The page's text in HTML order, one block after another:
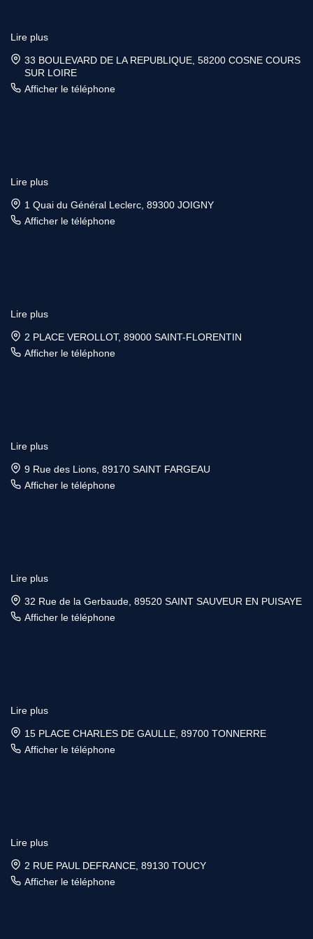
Lire plus
33 BOULEVARD DE LA REPUBLIQUE, 58200 COSNE COURS
SUR LOIRE
Afficher le téléphone
Lire plus
1 Quai du Général Leclerc, 89300 JOIGNY
Afficher le téléphone
Lire plus
2 PLACE VEROLLOT, 89000 SAINT-FLORENTIN
Afficher le téléphone
Lire plus
9 Rue des Lions, 89170 SAINT FARGEAU
Afficher le téléphone
Lire plus
32 Rue de la Gerbaude, 89520 SAINT SAUVEUR EN PUISAYE
Afficher le téléphone
Lire plus
15 PLACE CHARLES DE GAULLE, 89700 TONNERRE
Afficher le téléphone
Lire plus
2 RUE PAUL DEFRANCE, 89130 TOUCY
Afficher le téléphone